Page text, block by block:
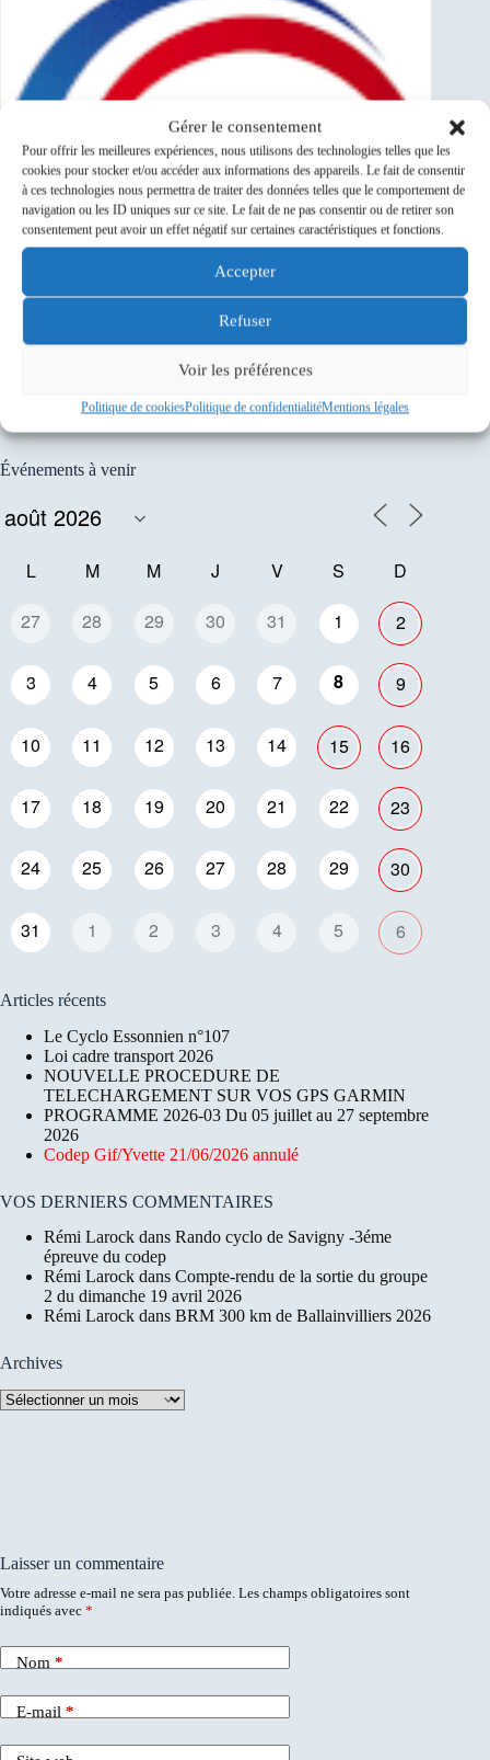
Gérer le consentement
Pour offrir les meilleures expériences, nous utilisons des technologies telles que les
cookies pour stocker et/ou accéder aux informations des appareils. Le fait de consentir
à ces technologies nous permettra de traiter des données telles que le comportement de
navigation ou les ID uniques sur ce site. Le fait de ne pas consentir ou de retirer son
consentement peut avoir un effet négatif sur certaines caractéristiques et fonctions.
Accepter
Refuser
Voir les préférences
Politique de cookiesPolitique de confidentialitéMentions légales
Événements à venir
L M M J V S D
27 28 29 30 31 1 2
3 4 5 6 7 8 9
10 11 12 13 14 15 16
17 18 19 20 21 22 23
24 25 26 27 28 29 30
31 1 2 3 4 5 6
Articles récents
Le Cyclo Essonnien n°107
Loi cadre transport 2026
NOUVELLE PROCEDURE DE
TELECHARGEMENT SUR VOS GPS GARMIN
PROGRAMME 2026-03 Du 05 juillet au 27 septembre
2026
Codep Gif/Yvette 21/06/2026 annulé
VOS DERNIERS COMMENTAIRES
Rémi Larock dans Rando cyclo de Savigny -3éme
épreuve du codep
Rémi Larock dans Compte-rendu de la sortie du groupe
2 du dimanche 19 avril 2026
Rémi Larock dans BRM 300 km de Ballainvilliers 2026
Archives
Archives
Laisser un commentaire
Votre adresse e-mail ne sera pas publiée. Les champs obligatoires sont
indiqués avec *
Nom *
E-mail *